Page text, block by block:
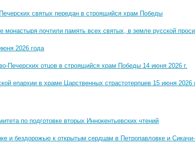
святых передан в строящийся храм Победы
монастыря почтили память всех святых, в земле русской
2026 года
Печерских отцов в строящийся храм Победы 14 июня 2026 г.
епархии в храме Царственных страстотерпцев 15 июня 2026
по подготовке вторых Иннокентьевских чтений
и бездорожью к открытым сердцам в Петропавловке и